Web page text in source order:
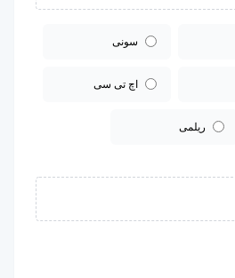
سونی
اچ تی سی
ریلمی